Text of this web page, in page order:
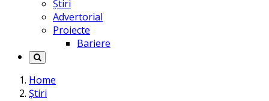
Știri
Advertorial
Proiecte
Bariere
Home
Știri